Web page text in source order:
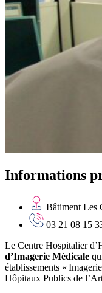
Informations
Bâtiment Les
03 21 08 15
Le Centre Hospitalier
d’Imagerie Médicale
établissements «
Hôpitaux Publics de